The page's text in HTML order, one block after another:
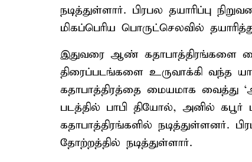
நடித்துள்ளார். பிரபல தயாரிப்பு
மிகப்பெரிய பொருட்செலவில்
இதுவரை ஆண் கதாபாத்திரங்களை
திரைப்படங்களை உருவாக்கி வந்த
கதாபாத்திரத்தை மையமாக வைத்து
படத்தில் பாபி தியோல், அனில்
கதாபாத்திரங்களில் நடித்துள்ளனர்.
தோற்றத்தில் நடித்துள்ளார்.